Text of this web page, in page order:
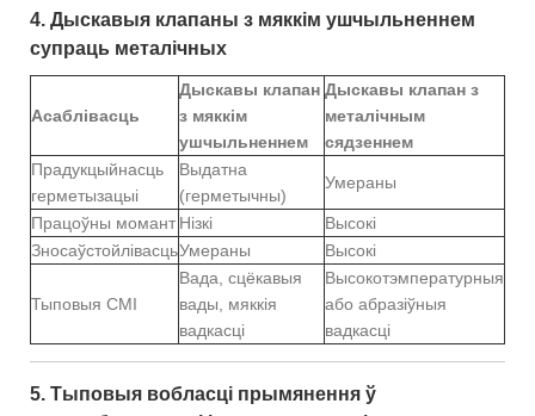
4. Дыскавыя клапаны з мяккім ушчыльненнем
супраць металічных
Асаблівасць
Дыскавы клапан
з мяккім
ушчыльненнем
Дыскавы клапан з
металічным
сядзеннем
Прадукцыйнасць
герметызацыі
Выдатна
(герметычны)
Умераны
Працоўны момант Нізкі
Высокі
ЗносаўстойлівасцьУмераны Высокі
Тыповыя СМІ
Вада, сцёкавыя
вады, мяккія
вадкасці
Высокотэмпературныя
або абразіўныя
вадкасці
5. Тыповыя вобласці прымянення ў